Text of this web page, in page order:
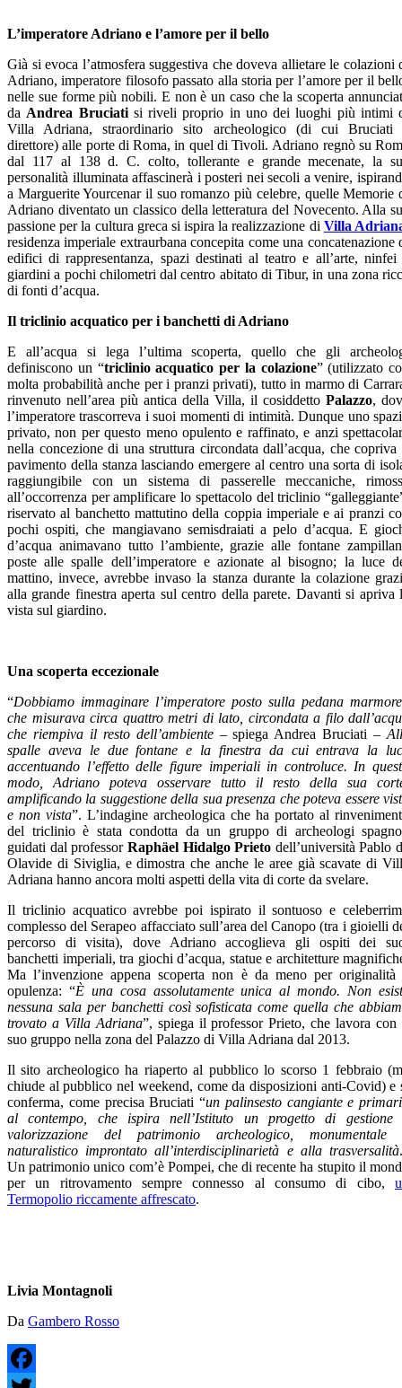
L’imperatore Adriano e l’amore per il bello
Già si evoca l’atmosfera suggestiva che doveva allietare le colazioni
Adriano, imperatore filosofo passato alla storia per l’amore per il
nelle sue forme più nobili. E non è un caso che la scoperta
da Andrea Bruciatisi riveli proprio in uno dei luoghi più intimi
Villa Adriana, straordinario sito archeologico (di cui Bruciati
direttore) alle porte di Roma, in quel di Tivoli. Adriano regnò su
dal 117 al 138 d. C. colto, tollerante e grande mecenate, la
personalità illuminata affascinerà i posteri nei secoli a venire,
a Marguerite Yourcenar il suo romanzo più celebre, quelle Memorie
Adriano diventato un classico della letteratura del Novecento. Alla
passione per la cultura greca si ispira la realizzazione di Villa
residenza imperiale extraurbana concepita come una concatenazione
edifici di rappresentanza, spazi destinati al teatro e all’arte, ninfei
giardini a pochi chilometri dal centro abitato di Tibur, in una zona
di fonti d’acqua.
Il triclinio acquatico per i banchetti di Adriano
E all’acqua si lega l’ultima scoperta, quello che gli
definiscono un “triclinio acquatico per la colazione” (utilizzato
molta probabilità anche per i pranzi privati), tutto in marmo di
rinvenuto nell’area più antica della Villa, il cosiddetto Palazzo,
l’imperatore trascorreva i suoi momenti di intimità. Dunque uno
privato, non per questo meno opulento e raffinato, e anzi
nella concezione di una struttura circondata dall’acqua, che
pavimento della stanza lasciando emergere al centro una sorta di
raggiungibile con un sistema di passerelle meccaniche,
all’occorrenza per amplificare lo spettacolo del triclinio
riservato al banchetto mattutino della coppia imperiale e ai pranzi
pochi ospiti, che mangiavano semisdraiati a pelo d’acqua. E
d’acqua animavano tutto l’ambiente, grazie alle fontane
poste alle spalle dell’imperatore e azionate al bisogno; la luce
mattino, invece, avrebbe invaso la stanza durante la colazione
alla grande finestra aperta sul centro della parete. Davanti si apriva
vista sul giardino.
Una scoperta eccezionale
“Dobbiamo immaginare l’imperatore posto sulla pedana
che misurava circa quattro metri di lato, circondata a filo
che riempiva il resto dell’ambiente– spiega Andrea Bruciati –
spalle aveva le due fontane e la finestra da cui entrava la
accentuando l’effetto delle figure imperiali in controluce. In
modo, Adriano poteva osservare tutto il resto della sua
amplificando la suggestione della sua presenza che poteva essere
e non vista”. L’indagine archeologica che ha portato al
del triclinio è stata condotta da un gruppo di archeologi
guidati dal professor Raphäel Hidalgo Prieto dell’università Pablo
Olavide di Siviglia, e dimostra che anche le aree già scavate di
Adriana hanno ancora molti aspetti della vita di corte da svelare.
Il triclinio acquatico avrebbe poi ispirato il sontuoso e
complesso del Serapeo affacciato sull’area del Canopo (tra i gioielli
percorso di visita), dove Adriano accoglieva gli ospiti dei
banchetti imperiali, tra giochi d’acqua, statue e architetture
Ma l’invenzione appena scoperta non è da meno per originalità
opulenza: “È una cosa assolutamente unica al mondo. Non
nessuna sala per banchetti così sofisticata come quella che
trovato a Villa Adriana”, spiega il professor Prieto, che lavora con
suo gruppo nella zona del Palazzo di Villa Adriana dal 2013.
Il sito archeologico ha riaperto al pubblico lo scorso 1 febbraio
chiude al pubblico nel weekend, come da disposizioni anti-Covid) e
conferma, come precisa Bruciati “un palinsesto cangiante e
al contempo, che ispira nell’Istituto un progetto di gestione
valorizzazione del patrimonio archeologico, monumentale
naturalistico improntato all’interdisciplinarietà e alla trasversalità
Un patrimonio unico com’è Pompei, che di recente ha stupito il
per un ritrovamento sempre connesso al consumo di cibo,
Termopolio riccamente affrescato.
Livia Montagnoli
Da Gambero Rosso